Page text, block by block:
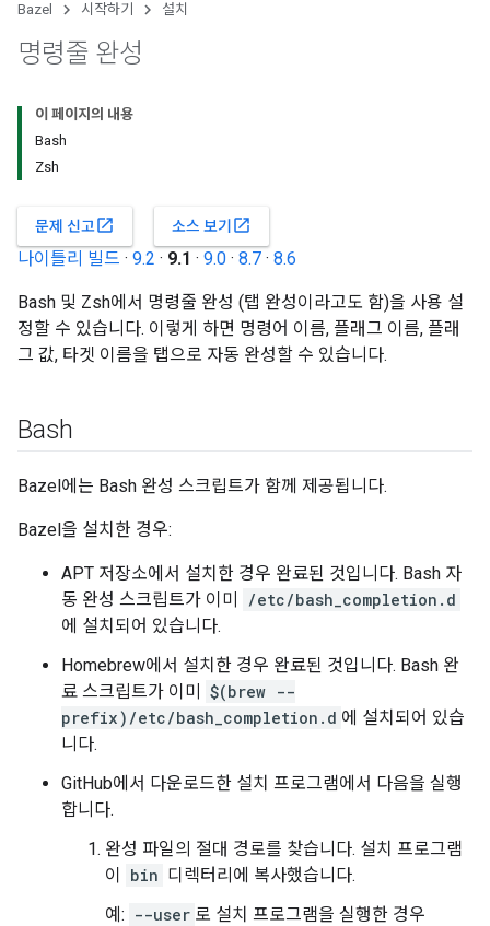
Bazel 시작하기 설치
명령줄 완성
이 페이지의 내용
Bash
Zsh
문제 신고open_in_new 소스 보기 open_in_new
나이틀리 빌드 · 9.2 · 9.1 · 9.0 · 8.7 · 8.6
Bash 및 Zsh에서 명령줄 완성 (탭 완성이라고도 함)을 사용 설
정할 수 있습니다. 이렇게 하면 명령어 이름, 플래그 이름, 플래
그 값, 타겟 이름을 탭으로 자동 완성할 수 있습니다.
Bash
Bazel에는 Bash 완성 스크립트가 함께 제공됩니다.
Bazel을 설치한 경우:
APT 저장소에서 설치한 경우 완료된 것입니다. Bash 자
동 완성 스크립트가 이미
/etc/bash_completion.d
에 설치되어 있습니다.
Homebrew에서 설치한 경우 완료된 것입니다. Bash 완
료 스크립트가 이미
$(brew --
prefix)/etc/bash_completion.d 에 설치되어 있습
니다.
GitHub에서 다운로드한 설치 프로그램에서 다음을 실행
합니다.
완성 파일의 절대 경로를 찾습니다. 설치 프로그램
이
bin 디렉터리에 복사했습니다.
예: --user 로 설치 프로그램을 실행한 경우